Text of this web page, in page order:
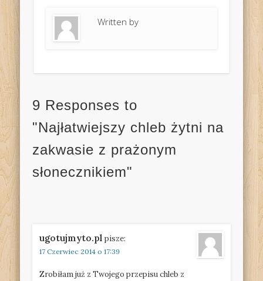
Written by
9 Responses to
"Najłatwiejszy chleb żytni na
zakwasie z prażonym
słonecznikiem"
ugotujmyto.pl pisze:
17 Czerwiec 2014 o 17:39
Zrobiłam już z Twojego przepisu chleb z